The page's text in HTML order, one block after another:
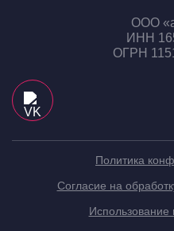
ООО
ИНН
ОГРН
Политика
Согласие на
Использование